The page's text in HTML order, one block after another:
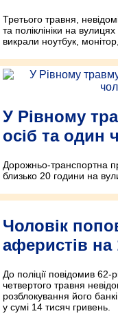
Третього травня,
та поліклініки на
викрали ноутбук,
У Рівному
осіб та один
Дорожньо-транспортна
близько 20 години на
Чоловік
аферистів на
До поліції повідомив
четвертого травня
розблокування його
у сумі 14 тисяч гривень.